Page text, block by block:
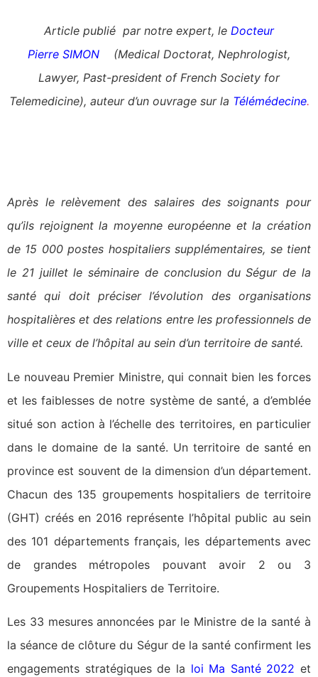
Article publié par notre expert, le Docteur
Pierre SIMON (Medical Doctorat, Nephrologist,
Lawyer, Past-president of French Society for
Telemedicine), auteur d’un ouvrage sur la Télémédecine.
Après le relèvement des salaires des soignants pour
qu’ils rejoignent la moyenne européenne et la création
de 15 000 postes hospitaliers supplémentaires, se tient
le 21 juillet le séminaire de conclusion du Ségur de la
santé qui doit préciser l’évolution des organisations
hospitalières et des relations entre les professionnels de
ville et ceux de l’hôpital au sein d’un territoire de santé.
Le nouveau Premier Ministre, qui connait bien les forces
et les faiblesses de notre système de santé, a d’emblée
situé son action à l’échelle des territoires, en particulier
dans le domaine de la santé. Un territoire de santé en
province est souvent de la dimension d’un département.
Chacun des 135 groupements hospitaliers de territoire
(GHT) créés en 2016 représente l’hôpital public au sein
des 101 départements français, les départements avec
de grandes métropoles pouvant avoir 2 ou 3
Groupements Hospitaliers de Territoire.
Les 33 mesures annoncées par le Ministre de la santé à
la séance de clôture du Ségur de la santé confirment les
engagements stratégiques de la loi Ma Santé 2022 et